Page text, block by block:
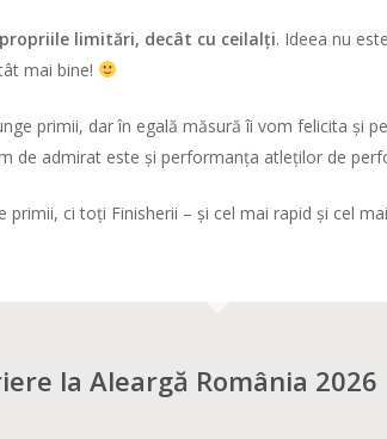
limitări, decât cu ceilalți. Ideea nu
mai bine!
primii, dar în egală măsură îi vom felicita și
de admirat este și performanța atleților de
ci toți Finisherii – și cel mai rapid și cel
la Aleargă România 2026